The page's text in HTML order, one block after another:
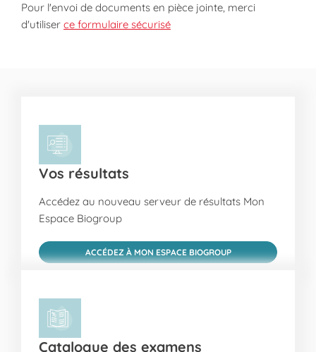
Pour l'envoi de documents en pièce jointe, merci
d'utiliser ce formulaire sécurisé
Vos résultats
Accédez au nouveau serveur de résultats Mon
Espace Biogroup
ACCÉDEZ À MON ESPACE BIOGROUP
Catalogue des examens